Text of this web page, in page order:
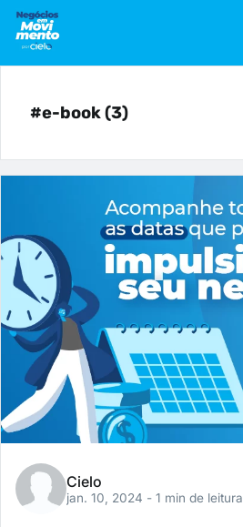
#e-book (3)
Cielo
jan. 10, 2024 - 1 min de leitura